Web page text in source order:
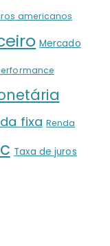
americanos
Mercado
fixa Renda
Taxa de juros